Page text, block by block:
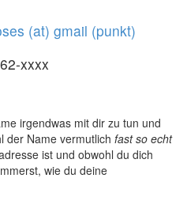
(at) gmail (punkt)
xxxx
irgendwas mit dir zu tun und
der Name vermutlich fast so echt
ist und obwohl du dich
wie du deine